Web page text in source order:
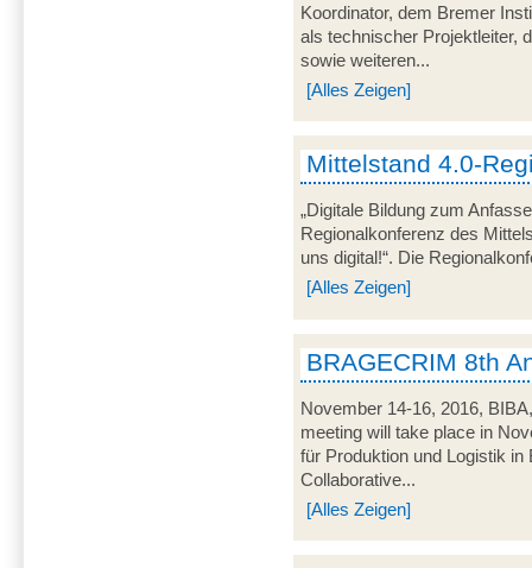
Koordinator, dem Bremer
als technischer Projektleiter,
sowie weiteren...
[Alles Zeigen]
Mittelstand 4.0-
„Digitale Bildung zum
Regionalkonferenz des
uns digital!“. Die
[Alles Zeigen]
BRAGECRIM 8th
November 14-16, 2016,
meeting will take place in
für Produktion und Logistik
Collaborative...
[Alles Zeigen]